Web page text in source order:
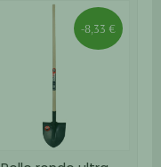
-8,33 €